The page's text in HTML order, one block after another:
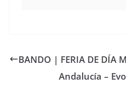
BANDO | FERIA DE DÍA
Andalucía –